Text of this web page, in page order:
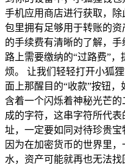
手机应用商店进行获取，
包里拥有足够用于转账的
的手续费有清晰的了解，
路上需要缴纳的“过路费”
烦。 让我们轻轻打开小狐
面上那醒目的“收款”按钮
含着一个闪烁着神秘光芒
成的字符，这串字符所代
址，一定要如同对待珍贵宝
因为在加密货币的世界里
水，资产可能就再也无法找